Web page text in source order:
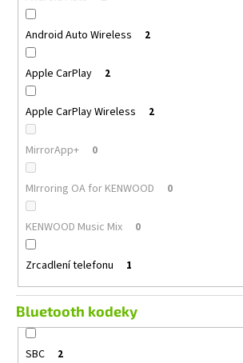
Android Auto Wireless 2
Apple CarPlay 2
Apple CarPlay Wireless 2
MirrorApp+ 0
MIrroring OA for KENWOOD 0
KENWOOD Music Mix 0
Zrcadlení telefonu 1
Bluetooth kodeky
SBC 2